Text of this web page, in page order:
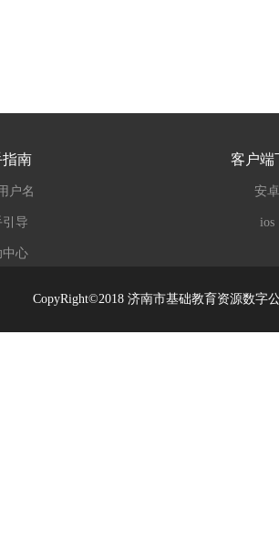
指南 客户端
户名 安卓
引导 ios
中心
CopyRight©2018 济南市基础教育资源数